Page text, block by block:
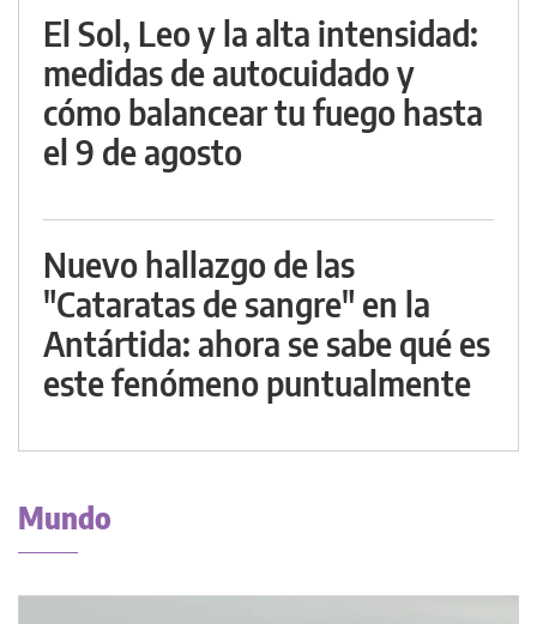
El Sol, Leo y la alta intensidad:
medidas de autocuidado y
cómo balancear tu fuego hasta
el 9 de agosto
Nuevo hallazgo de las
"Cataratas de sangre" en la
Antártida: ahora se sabe qué es
este fenómeno puntualmente
Mundo